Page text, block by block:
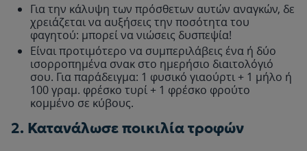
Για την κάλυψη των πρόσθετων αυτών αναγκών, δε
χρειάζεται να αυξήσεις την ποσότητα του
φαγητού: μπορεί να νιώσεις δυσπεψία!
Είναι προτιμότερο να συμπεριλάβεις ένα ή δύο
ισορροπημένα σνακ στο ημερήσιο διαιτολόγιό
σου. Για παράδειγμα: 1 φυσικό γιαούρτι + 1 μήλο ή
100 γραμ. φρέσκο τυρί + 1 φρέσκο φρούτο
κομμένο σε κύβους.
2. Κατανάλωσε ποικιλία τροφών